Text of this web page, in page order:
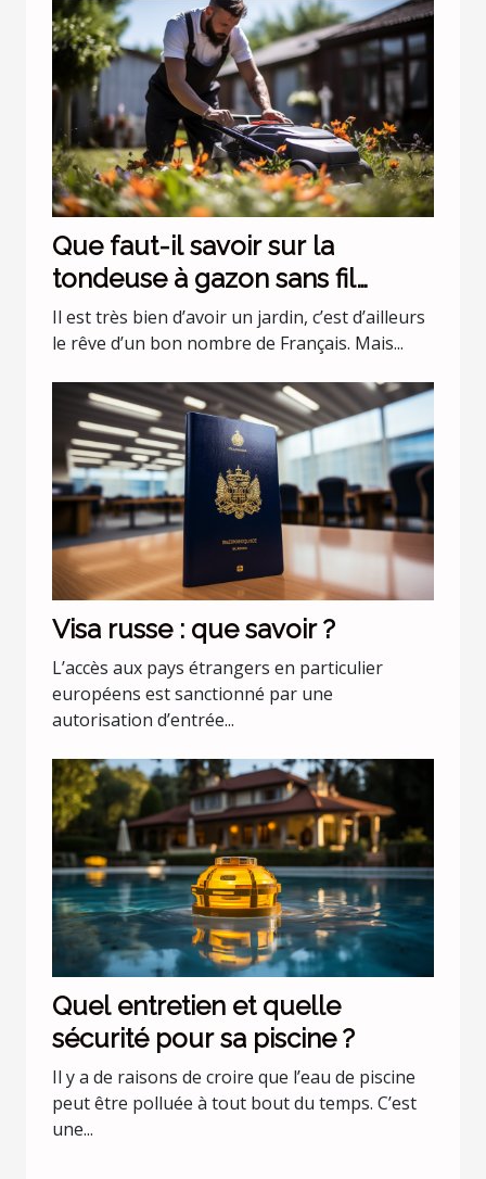
Que faut-il savoir sur la
tondeuse à gazon sans fil
batterie 36 v Black+Decker
CLMA4820L2-QW ?
Il est très bien d’avoir un jardin, c’est d’ailleurs
le rêve d’un bon nombre de Français. Mais...
Visa russe : que savoir ?
L’accès aux pays étrangers en particulier
européens est sanctionné par une
autorisation d’entrée...
Quel entretien et quelle
sécurité pour sa piscine ?
Il y a de raisons de croire que l’eau de piscine
peut être polluée à tout bout du temps. C’est
une...